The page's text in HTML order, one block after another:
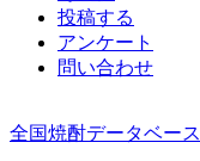
投稿する
アンケート
問い合わせ
全国焼酎データベース